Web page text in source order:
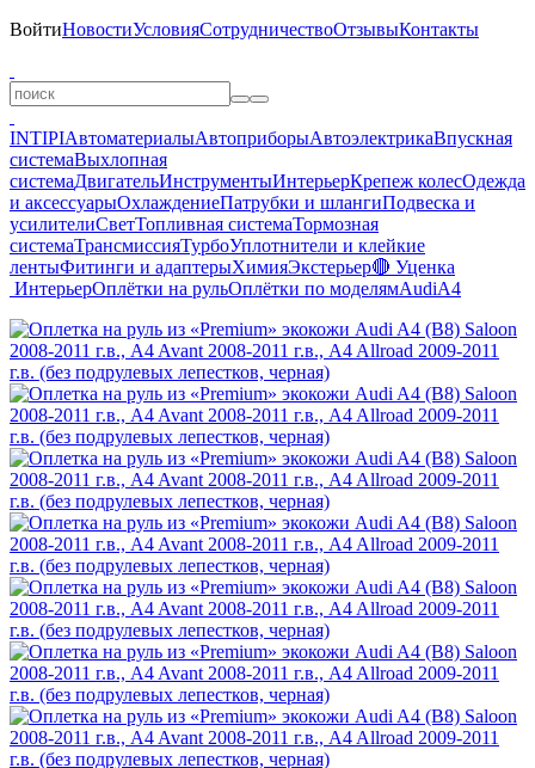
ВойтиНовостиУсловияСотрудничествоОтзывыКонтакты
INTIPIАвтоматериалыАвтоприборыАвтоэлектрикаВпускная
системаВыхлопная
системаДвигательИнструментыИнтерьерКрепеж колесОдежда
и аксессуарыОхлаждениеПатрубки и шлангиПодвеска и
усилителиСветТопливная системаТормозная
системаТрансмиссияТурбоУплотнители и клейкие
лентыФитинги и адаптерыХимияЭкстерьер🔴 Уценка
ИнтерьерОплётки на рульОплётки по моделямAudiA4